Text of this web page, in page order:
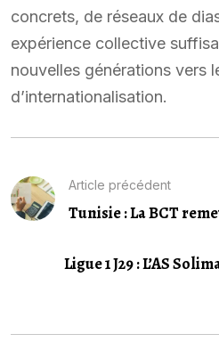
concrets, de réseaux de
expérience collective
nouvelles générations vers
d’internationalisation.
Article précédent
Tunisie : La BCT
Ligue 1 J29 : L’AS